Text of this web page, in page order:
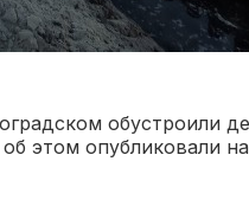
обустроили
этом опубликовали